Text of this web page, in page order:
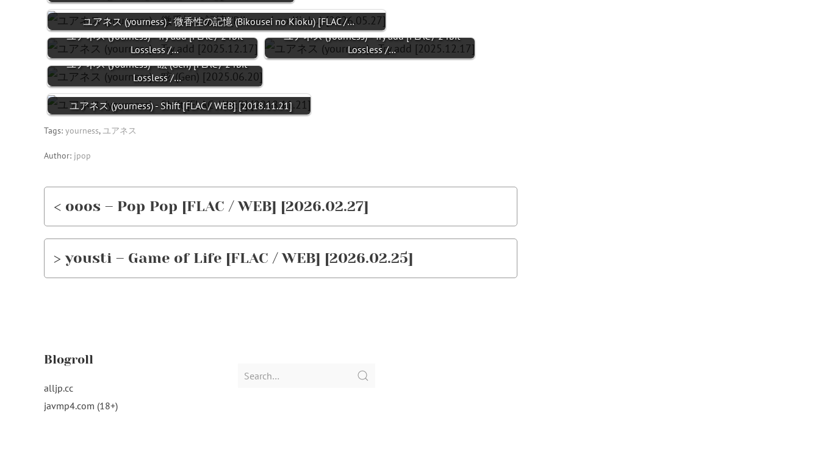
ユアネス (yourness) - 微香性の記憶 (Bikousei no Kioku) [FLAC /…
ユアネス (yourness) - Try add [FLAC / 24bit
Lossless /…
ユアネス (yourness) - Try add [FLAC / 24bit
Lossless /…
ユアネス (yourness) - 眩 (Gen) [FLAC / 24bit
Lossless /…
ユアネス (yourness) - Shift [FLAC / WEB] [2018.11.21]
Tags: yourness,ユアネス
Author: jpop
< ooos – Pop Pop [FLAC / WEB] [2026.02.27]
> yousti – Game of Life [FLAC / WEB] [2026.02.25]
Blogroll
alljp.cc
javmp4.com (18+)
Search